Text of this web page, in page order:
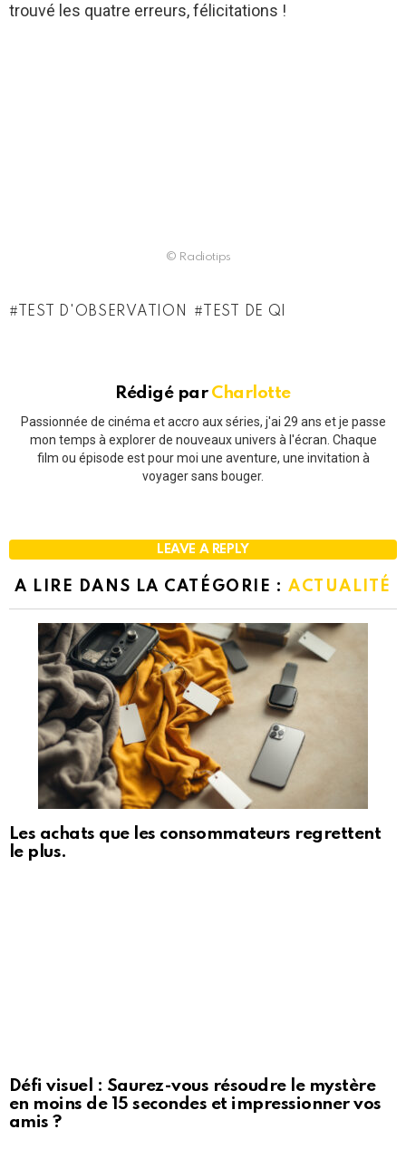
trouvé les quatre erreurs, félicitations !
© Radiotips
TEST D'OBSERVATION TEST DE QI
Rédigé par Charlotte
Passionnée de cinéma et accro aux séries, j'ai 29 ans et je passe
mon temps à explorer de nouveaux univers à l'écran. Chaque
film ou épisode est pour moi une aventure, une invitation à
voyager sans bouger.
LEAVE A REPLY
A LIRE DANS LA CATÉGORIE : ACTUALITÉ
Les achats que les consommateurs regrettent
le plus.
Défi visuel : Saurez-vous résoudre le mystère
en moins de 15 secondes et impressionner vos
amis ?